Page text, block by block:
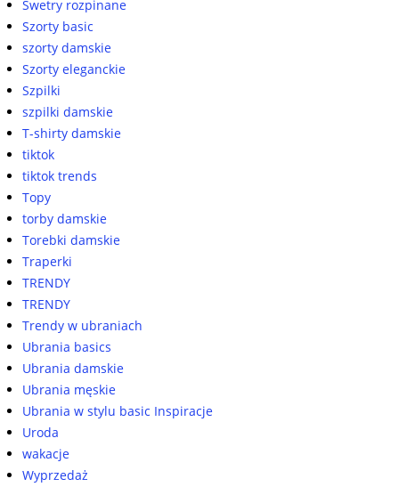
Swetry rozpinane
Szorty basic
szorty damskie
Szorty eleganckie
Szpilki
szpilki damskie
T-shirty damskie
tiktok
tiktok trends
Topy
torby damskie
Torebki damskie
Traperki
TRENDY
TRENDY
Trendy w ubraniach
Ubrania basics
Ubrania damskie
Ubrania męskie
Ubrania w stylu basic Inspiracje
Uroda
wakacje
Wyprzedaż